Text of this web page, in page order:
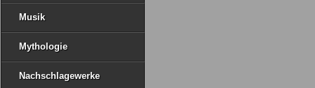
Musik
Mythologie
Nachschlagewerke